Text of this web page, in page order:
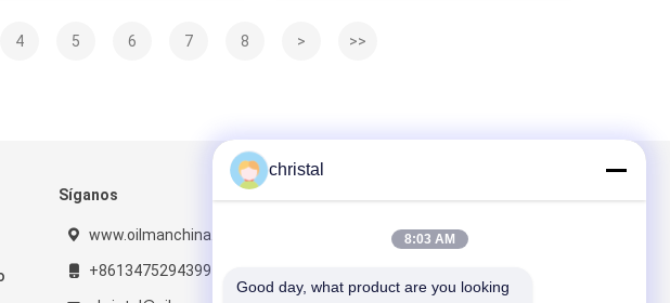
4 5 6 7 8 > >>
Síganos
www.oilmanchina.com
+8613475294399
christal
8:03 AM
Good day, what product are you looking